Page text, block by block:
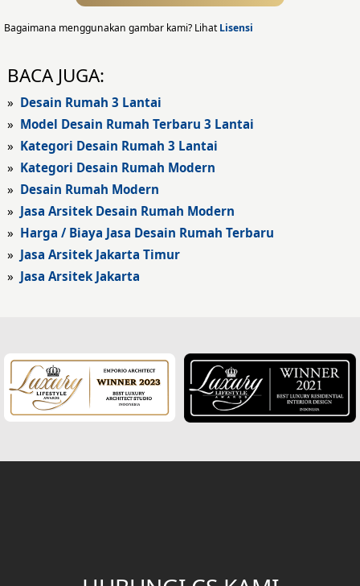
Desain Eksterior Rumah
Desain Rumah Modern
Fasad Rumah Modern
Fasad Kantor
Fasad Hotel
Fasad Rumah Klasik
Desain Rumah Mediteran
Fasad Rumah Mediteran
Desain Rumah Villa Bali
Desain Ruang Multifungsi
Bagaimana menggunakan gambar kami? LihatLisensi
BACA JUGA:
» Desain Rumah 3 Lantai
» Model Desain Rumah Terbaru 3 Lantai
» Kategori Desain Rumah 3 Lantai
» Kategori Desain Rumah Modern
» Desain Rumah Modern
» Jasa Arsitek Desain Rumah Modern
» Harga / Biaya Jasa Desain Rumah Terbaru
» Jasa Arsitek Jakarta Timur
» Jasa Arsitek Jakarta